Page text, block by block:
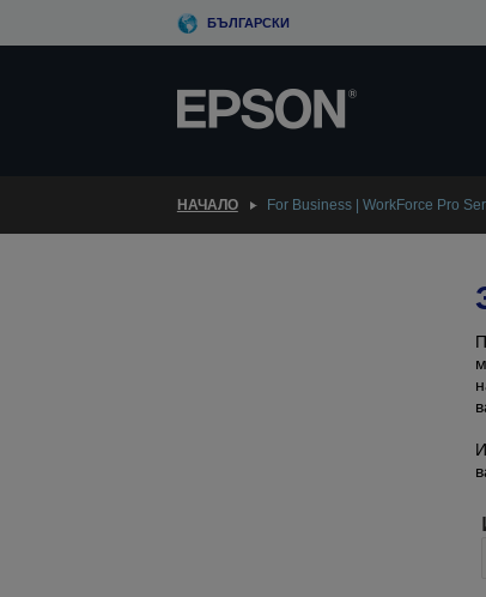
to
БЪЛГАРСКИ
НАЧАЛО For Business | WorkForce Pro